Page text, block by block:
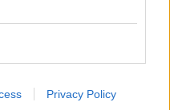
Privacy Policy